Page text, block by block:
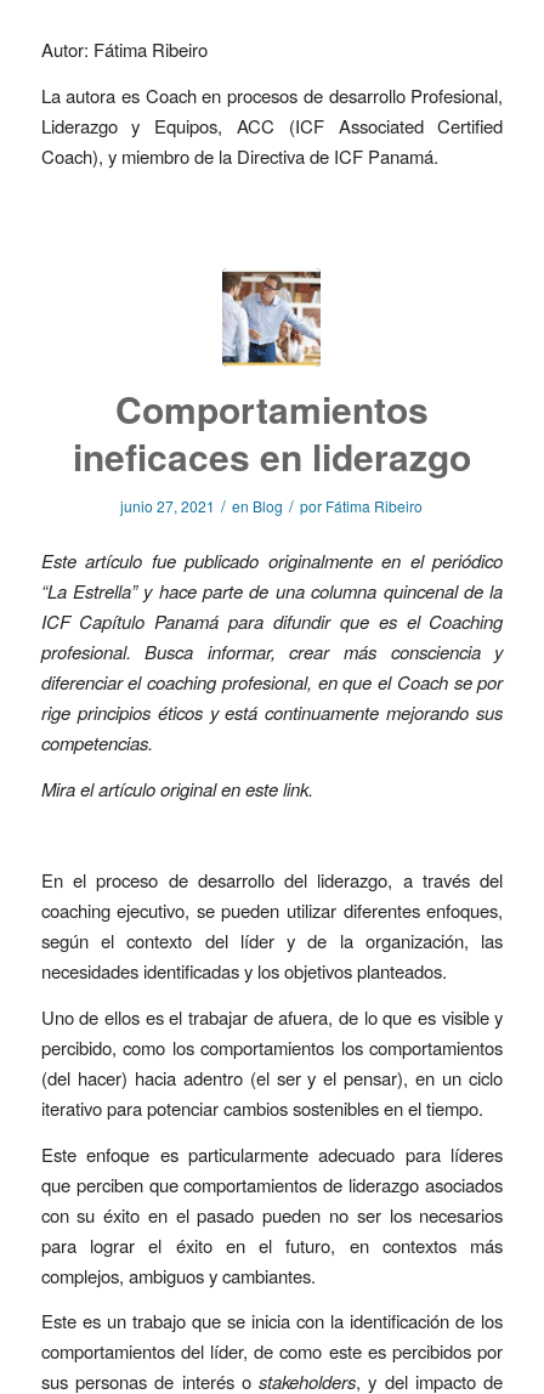
Autor: Fátima Ribeiro
La autora es Coach en procesos de desarrollo Profesional,
Liderazgo y Equipos, ACC (ICF Associated Certified
Coach), y miembro de la Directiva de ICF Panamá.
Comportamientos
ineficaces en liderazgo
junio 27, 2021 / en Blog / por Fátima Ribeiro
Este artículo fue publicado originalmente en el periódico
“La Estrella” y hace parte de una columna quincenal de la
ICF Capítulo Panamá para difundir que es el Coaching
profesional. Busca informar, crear más consciencia y
diferenciar el coaching profesional, en que el Coach se por
rige principios éticos y está continuamente mejorando sus
competencias.
Mira el artículo original en estelink.
En el proceso de desarrollo del liderazgo, a través del
coaching ejecutivo, se pueden utilizar diferentes enfoques,
según el contexto del líder y de la organización, las
necesidades identificadas y los objetivos planteados.
Uno de ellos es el trabajar de afuera, de lo que es visible y
percibido, como los comportamientos los comportamientos
(del hacer) hacia adentro (el ser y el pensar), en un ciclo
iterativo para potenciar cambios sostenibles en el tiempo.
Este enfoque es particularmente adecuado para líderes
que perciben que comportamientos de liderazgo asociados
con su éxito en el pasado pueden no ser los necesarios
para lograr el éxito en el futuro, en contextos más
complejos, ambiguos y cambiantes.
Este es un trabajo que se inicia con la identificación de los
comportamientos del líder, de como este es percibidos por
sus personas de interés ostakeholders, y del impacto de